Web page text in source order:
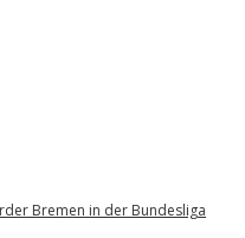
Bremen in der Bundesliga